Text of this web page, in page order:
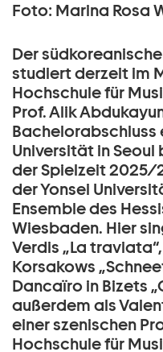
Foto: Marina Rosa
Der
studiert derzeit im
Hochschule für
Prof. Alik
Bachelorabschluss
Universität in Seoul
der Spielzeit 2025/
der Yonsei
Ensemble des
Wiesbaden. Hier
Verdis „La
Korsakows
Dancaïro in Bizets
außerdem als
einer szenischen
Hochschule für